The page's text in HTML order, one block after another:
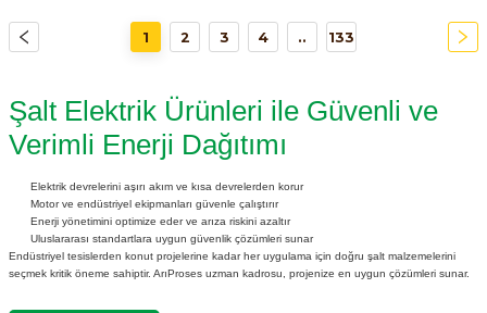
1 2 3 4 .. 133
Şalt Elektrik Ürünleri ile Güvenli ve
Verimli Enerji Dağıtımı
Elektrik devrelerini aşırı akım ve kısa devrelerden korur
Motor ve endüstriyel ekipmanları güvenle çalıştırır
Enerji yönetimini optimize eder ve arıza riskini azaltır
Uluslararası standartlara uygun güvenlik çözümleri sunar
Endüstriyel tesislerden konut projelerine kadar her uygulama için doğru şalt malzemelerini
seçmek kritik öneme sahiptir. ArıProses uzman kadrosu, projenize en uygun çözümleri sunar.